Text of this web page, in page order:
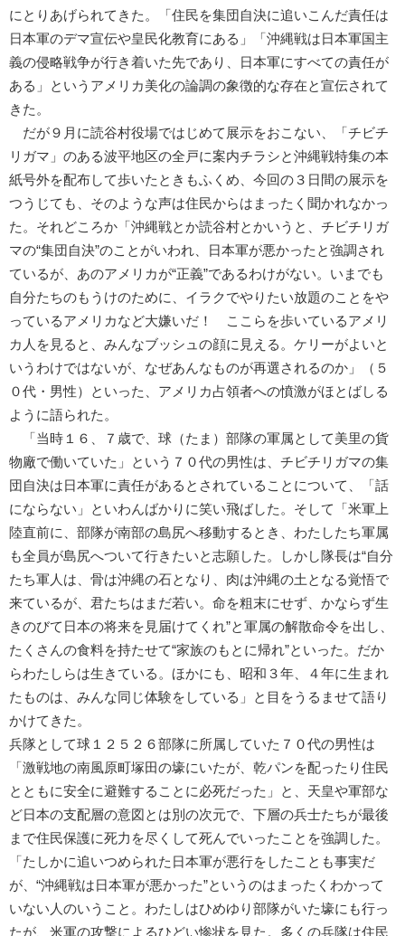
にとりあげられてきた。「住民を集団自決に追いこんだ責任は
日本軍のデマ宣伝や皇民化教育にある」「沖縄戦は日本軍国主
義の侵略戦争が行き着いた先であり、日本軍にすべての責任が
ある」というアメリカ美化の論調の象徴的な存在と宣伝されて
きた。
だが９月に読谷村役場ではじめて展示をおこない、「チビチ
リガマ」のある波平地区の全戸に案内チラシと沖縄戦特集の本
紙号外を配布して歩いたときもふくめ、今回の３日間の展示を
つうじても、そのような声は住民からはまったく聞かれなかっ
た。それどころか「沖縄戦とか読谷村とかいうと、チビチリガ
マの“集団自決”のことがいわれ、日本軍が悪かったと強調され
ているが、あのアメリカが“正義”であるわけがない。いまでも
自分たちのもうけのために、イラクでやりたい放題のことをや
っているアメリカなど大嫌いだ！ ここらを歩いているアメリ
カ人を見ると、みんなブッシュの顔に見える。ケリーがよいと
いうわけではないが、なぜあんなものが再選されるのか」（５
０代・男性）といった、アメリカ占領者への憤激がほとばしる
ように語られた。
「当時１６、７歳で、球（たま）部隊の軍属として美里の貨
物廠で働いていた」という７０代の男性は、チビチリガマの集
団自決は日本軍に責任があるとされていることについて、「話
にならない」といわんばかりに笑い飛ばした。そして「米軍上
陸直前に、部隊が南部の島尻へ移動するとき、わたしたち軍属
も全員が島尻へついて行きたいと志願した。しかし隊長は“自分
たち軍人は、骨は沖縄の石となり、肉は沖縄の土となる覚悟で
来ているが、君たちはまだ若い。命を粗末にせず、かならず生
きのびて日本の将来を見届けてくれ”と軍属の解散命令を出し、
たくさんの食料を持たせて“家族のもとに帰れ”といった。だか
らわたしらは生きている。ほかにも、昭和３年、４年に生まれ
たものは、みんな同じ体験をしている」と目をうるませて語り
かけてきた。
兵隊として球１２５２６部隊に所属していた７０代の男性は
「激戦地の南風原町塚田の壕にいたが、乾パンを配ったり住民
とともに安全に避難することに必死だった」と、天皇や軍部な
ど日本の支配層の意図とは別の次元で、下層の兵士たちが最後
まで住民保護に死力を尽くして死んでいったことを強調した。
「たしかに追いつめられた日本軍が悪行をしたことも事実だ
が、“沖縄戦は日本軍が悪かった”というのはまったくわかって
いない人のいうこと。わたしはひめゆり部隊がいた壕にも行っ
たが、米軍の攻撃によるひどい惨状を見た。多くの兵隊は住民